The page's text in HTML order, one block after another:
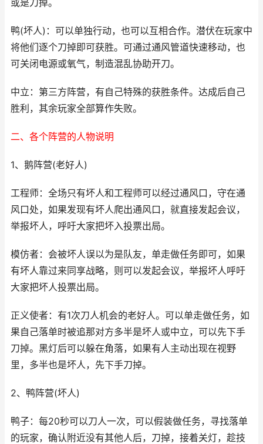
或是刀掉。
鸭(坏人)：可以单独行动，也可以互相合作。潜伏在玩家中
将他们逐个刀掉即可获胜。可通过通风管道快速移动，也
可关闭电源或氧气，制造混乱协助开刀。
中立：第三方阵营，有自己特殊的获胜条件。达成后自己
胜利，其余玩家全部算作失败。
二、各个阵营的人物说明
1、鹅阵营(老好人)
工程师：全场只有坏人和工程师可以经过通风口，守在通
风口处，如果发现有坏人爬出通风口，就直接发起会议，
举报坏人，呼吁大家把坏入投票出局。
模仿者：会被坏人误以为是队友，单走做任务即可，如果
有坏人靠过来同享战略，则可以发起会议，举报坏人呼吁
大家把坏人投票出局。
正义使者：有1次刀人机会的老好人。可以单走做任务，如
果自己落单时被追那对方多半是坏人或中立，可以先下手
刀掉。黑灯后可以躲在角落，如果有人主动出现在视野
里，多半也是坏人，先下手刀掉。
2、鸭阵营(坏人)
鸭子：每20秒可以刀人一次，可以假装做任务，寻找落单
的玩家，确认附近没有其他人后，刀掉，接着关灯，趁技